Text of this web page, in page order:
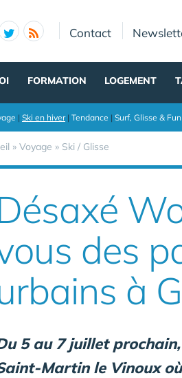
Contact
FORMATION LOGEMENT
| Ski en hiver| Tendance | Surf, Glisse & Fun
» Voyage » Ski / Glisse
des
à
5 au 7 juillet
Martin le Vinoux